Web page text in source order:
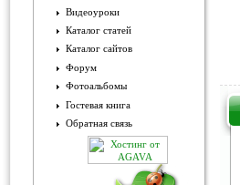
Видеоуроки
Каталог статей
Каталог сайтов
Форум
Фотоальбомы
Гостевая книга
Обратная связь